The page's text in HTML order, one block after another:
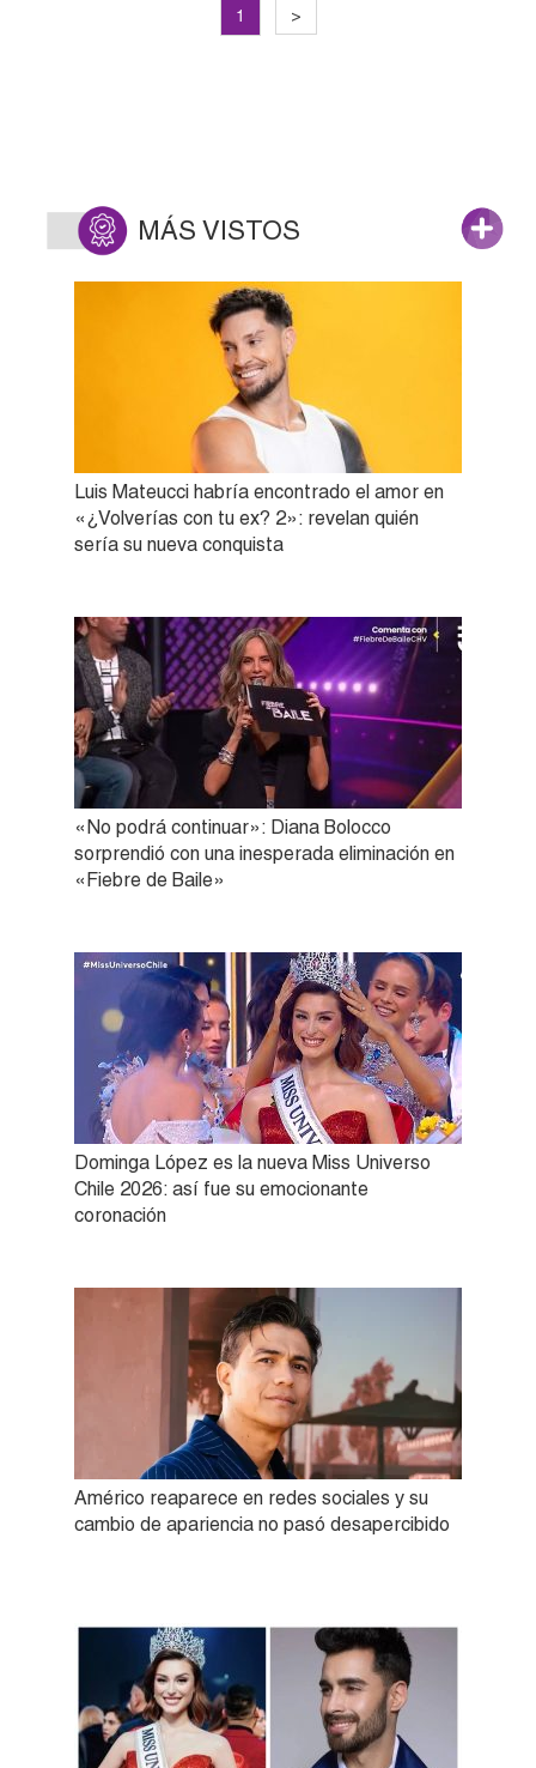
1 >
MÁS VISTOS
Luis Mateucci habría encontrado el amor en
«¿Volverías con tu ex? 2»: revelan quién
sería su nueva conquista
«No podrá continuar»: Diana Bolocco
sorprendió con una inesperada eliminación en
«Fiebre de Baile»
Dominga López es la nueva Miss Universo
Chile 2026: así fue su emocionante
coronación
Américo reaparece en redes sociales y su
cambio de apariencia no pasó desapercibido